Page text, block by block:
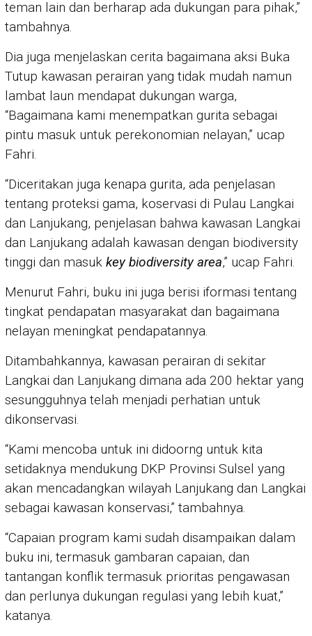
teman lain dan berharap ada dukungan para pihak,”
tambahnya.
Dia juga menjelaskan cerita bagaimana aksi Buka
Tutup kawasan perairan yang tidak mudah namun
lambat laun mendapat dukungan warga,
“Bagaimana kami menempatkan gurita sebagai
pintu masuk untuk perekonomian nelayan,” ucap
Fahri.
“Diceritakan juga kenapa gurita, ada penjelasan
tentang proteksi gama, koservasi di Pulau Langkai
dan Lanjukang, penjelasan bahwa kawasan Langkai
dan Lanjukang adalah kawasan dengan biodiversity
tinggi dan masuk key biodiversity area,” ucap Fahri.
Menurut Fahri, buku ini juga berisi iformasi tentang
tingkat pendapatan masyarakat dan bagaimana
nelayan meningkat pendapatannya.
Ditambahkannya, kawasan perairan di sekitar
Langkai dan Lanjukang dimana ada 200 hektar yang
sesungguhnya telah menjadi perhatian untuk
dikonservasi.
“Kami mencoba untuk ini didoorng untuk kita
setidaknya mendukung DKP Provinsi Sulsel yang
akan mencadangkan wilayah Lanjukang dan Langkai
sebagai kawasan konservasi,” tambahnya.
“Capaian program kami sudah disampaikan dalam
buku ini, termasuk gambaran capaian, dan
tantangan konflik termasuk prioritas pengawasan
dan perlunya dukungan regulasi yang lebih kuat,”
katanya.